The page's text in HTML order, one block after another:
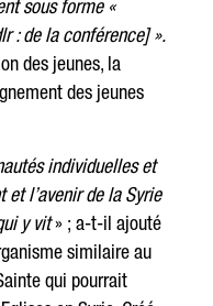
sous forme «
: de la conférence] ».
des jeunes, la
des jeunes
individuelles et
l’avenir de la Syrie
y vit» ; a-t-il ajouté
similaire au
qui pourrait